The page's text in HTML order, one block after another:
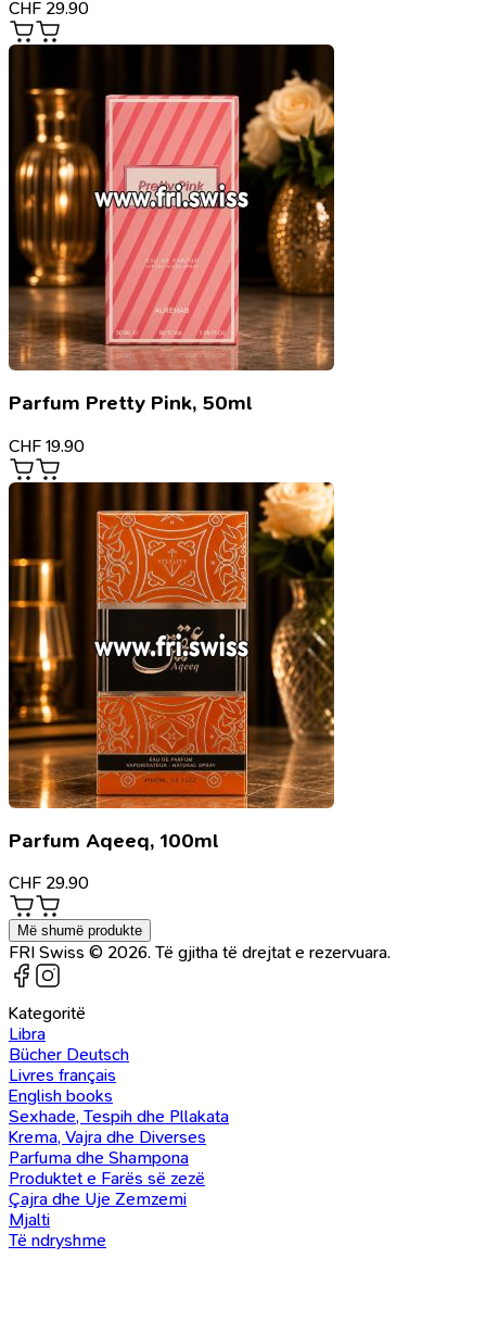
CHF 29.90
Parfum Pretty Pink, 50ml
CHF 19.90
Parfum Aqeeq, 100ml
CHF 29.90
Më shumë produkte
FRI Swiss © 2026. Të gjitha të drejtat e rezervuara.
Kategoritë
Libra
Bücher Deutsch
Livres français
English books
Sexhade, Tespih dhe Pllakata
Krema, Vajra dhe Diverses
Parfuma dhe Shampona
Produktet e Farës së zezë
Çajra dhe Uje Zemzemi
Mjalti
Të ndryshme